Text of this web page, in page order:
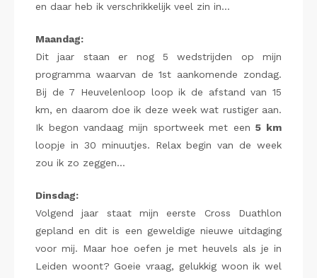
en daar heb ik verschrikkelijk veel zin in…
Maandag:
Dit jaar staan er nog 5 wedstrijden op mijn
programma waarvan de 1st aankomende zondag.
Bij de 7 Heuvelenloop loop ik de afstand van 15
km, en daarom doe ik deze week wat rustiger aan.
Ik begon vandaag mijn sportweek met een5 km
loopje in 30 minuutjes. Relax begin van de week
zou ik zo zeggen…
Dinsdag:
Volgend jaar staat mijn eerste Cross Duathlon
gepland en dit is een geweldige nieuwe uitdaging
voor mij. Maar hoe oefen je met heuvels als je in
Leiden woont? Goeie vraag, gelukkig woon ik wel